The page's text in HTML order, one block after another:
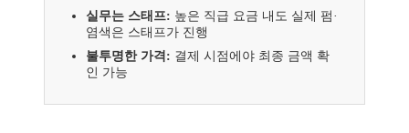
실무는 스태프: 높은 직급 요금 내도 실제 펌·
염색은 스태프가 진행
불투명한 가격: 결제 시점에야 최종 금액 확
인 가능